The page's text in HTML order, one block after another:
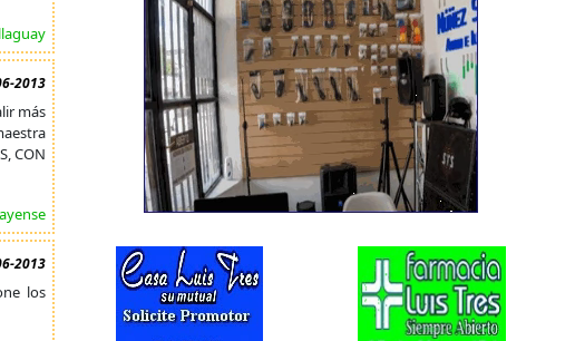
2013
más
CON
2013
los